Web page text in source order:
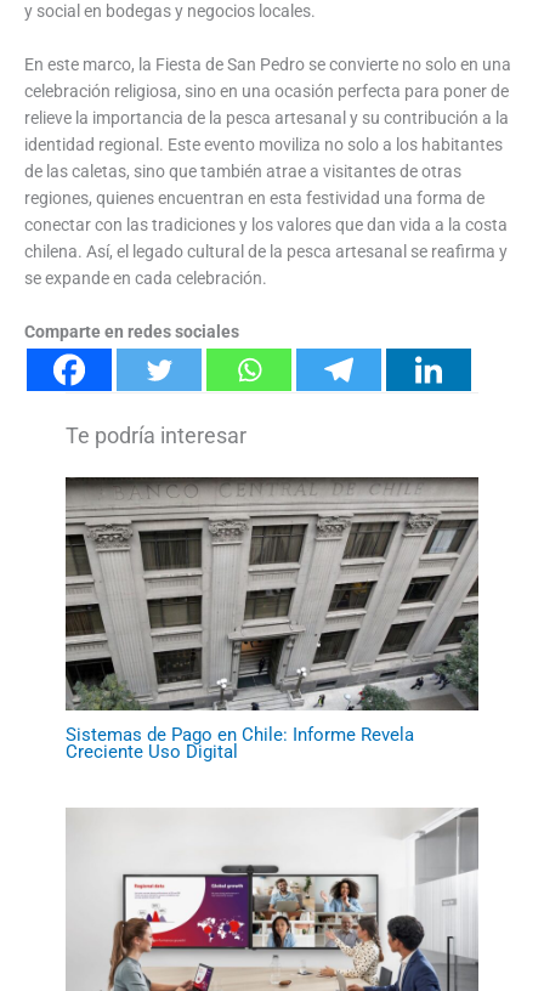
y social en bodegas y negocios locales.
En este marco, la Fiesta de San Pedro se convierte no solo en una
celebración religiosa, sino en una ocasión perfecta para poner de
relieve la importancia de la pesca artesanal y su contribución a la
identidad regional. Este evento moviliza no solo a los habitantes
de las caletas, sino que también atrae a visitantes de otras
regiones, quienes encuentran en esta festividad una forma de
conectar con las tradiciones y los valores que dan vida a la costa
chilena. Así, el legado cultural de la pesca artesanal se reafirma y
se expande en cada celebración.
Comparte en redes sociales
Sistemas de Pago en Chile: Informe Revela
Creciente Uso Digital